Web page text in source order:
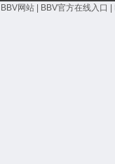
BBV网站 BBV官方在线入口